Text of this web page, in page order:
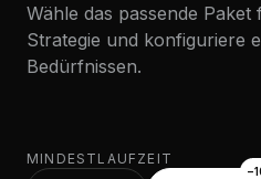
Wähle das passende
Strategie und konfiguriere
Bedürfnissen.
MINDESTLAUFZEIT
−